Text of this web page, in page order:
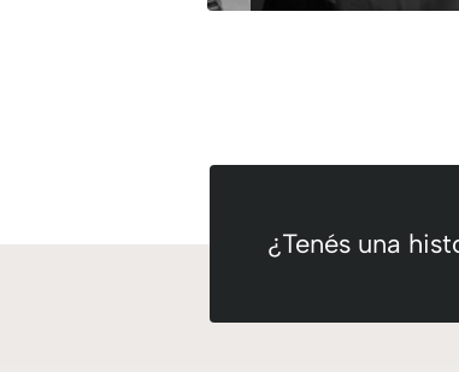
¿Tenés una